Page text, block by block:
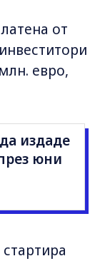
от
евро,
издаде
юни